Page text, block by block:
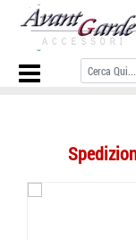
Home Page/
blu seta silk tie/